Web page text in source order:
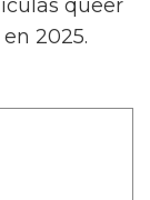
queer
2025.